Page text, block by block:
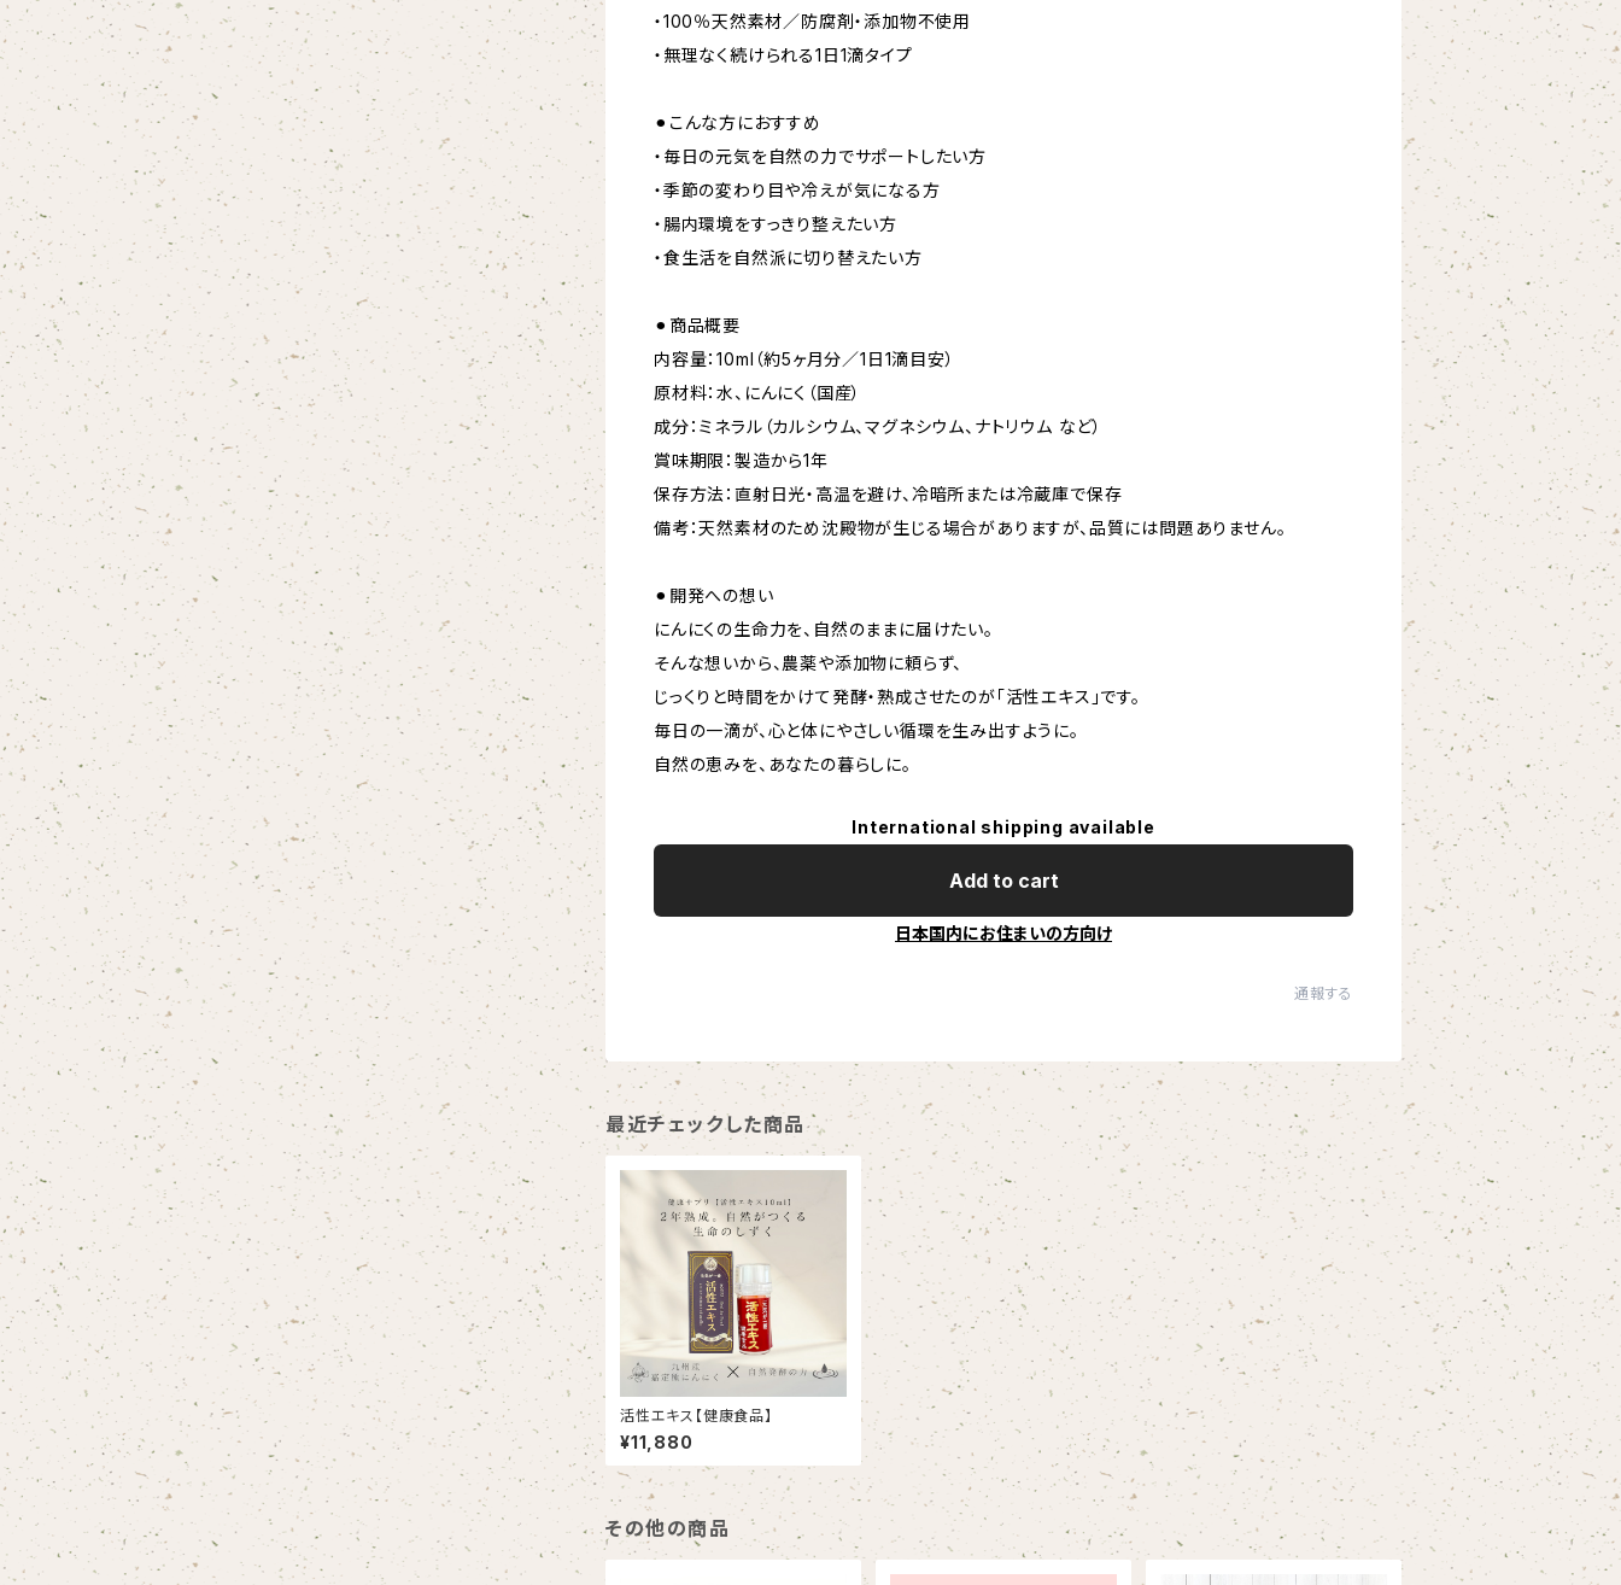
・100％天然素材／防腐剤・添加物不使用
・無理なく続けられる1日1滴タイプ
⚫︎こんな方におすすめ
・毎日の元気を自然の力でサポートしたい方
・季節の変わり目や冷えが気になる方
・腸内環境をすっきり整えたい方
・食生活を自然派に切り替えたい方
⚫︎商品概要
内容量：10ml（約5ヶ月分／1日1滴目安）
原材料：水、にんにく（国産）
成分：ミネラル（カルシウム、マグネシウム、ナトリウム など）
賞味期限：製造から1年
保存方法：直射日光・高温を避け、冷暗所または冷蔵庫で保存
備考：天然素材のため沈殿物が生じる場合がありますが、品質には問題ありません。
⚫︎開発への想い
にんにくの生命力を、自然のままに届けたい。
そんな想いから、農薬や添加物に頼らず、
じっくりと時間をかけて発酵・熟成させたのが「活性エキス」です。
毎日の一滴が、心と体にやさしい循環を生み出すように。
自然の恵みを、あなたの暮らしに。
International shipping available
Add to cart
日本国内にお住まいの方向け
通報する
最近チェックした商品
活性エキス【健康食品】
¥11,880
その他の商品